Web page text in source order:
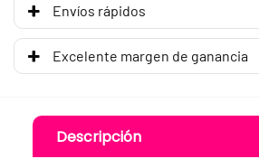
Envíos rápidos
Excelente margen de ganancia
Descripción